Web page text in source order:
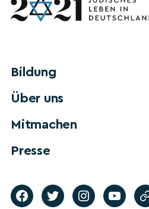
Bildung
Über uns
Mitmachen
Presse